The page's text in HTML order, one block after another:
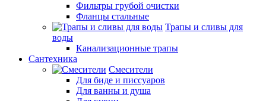
Фильтры грубой очистки
Фланцы стальные
Трапы и сливы для
воды
Канализационные трапы
Сантехника
Смесители
Для биде и писсуаров
Для ванны и душа